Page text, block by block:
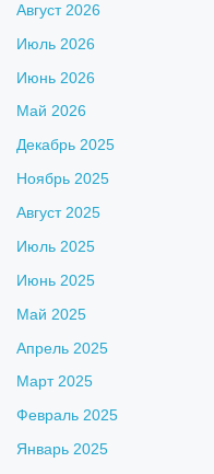
Август 2026
Июль 2026
Июнь 2026
Май 2026
Декабрь 2025
Ноябрь 2025
Август 2025
Июль 2025
Июнь 2025
Май 2025
Апрель 2025
Март 2025
Февраль 2025
Январь 2025